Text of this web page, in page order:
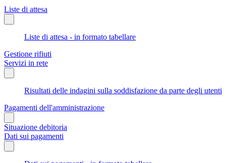
Liste di attesa
Liste di attesa - in formato tabellare
Gestione rifiuti
Servizi in rete
Risultati delle indagini sulla soddisfazione da parte degli utenti
Pagamenti dell'amministrazione
Situazione debitoria
Dati sui pagamenti